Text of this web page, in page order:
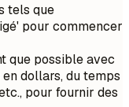
tels que
pour commencer
que possible avec
dollars, du temps
pour fournir des